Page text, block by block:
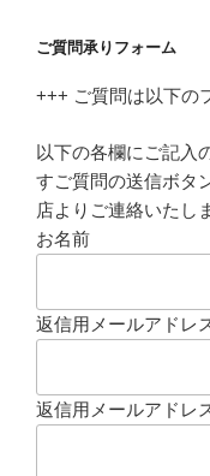
ご質問承りフォーム
+++ ご質問は以下の
以下の各欄にご記入
すご質問の送信ボタ
店よりご連絡いたし
お名前
返信用メールアドレ
返信用メールアドレ